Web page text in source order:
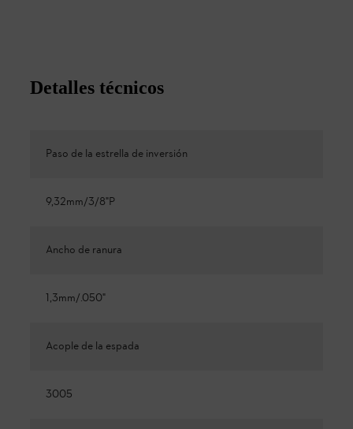
Detalles técnicos
Paso de la estrella de inversión
9,32mm/3/8"P
Ancho de ranura
1,3mm/.050"
Acople de la espada
3005